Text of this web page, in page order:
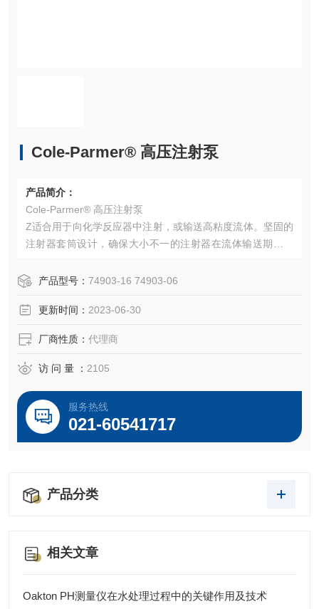
Cole-Parmer® 高压注射泵
产品简介：
Cole-Parmer® 高压注射泵
Z适合用于向化学反应器中注射，或输送高粘度流体。坚固的
注射器套筒设计，确保大小不一的注射器在流体输送期间保
议使用不锈钢注射器。
产品型号： 74903-16 74903-06
更新时间： 2023-06-30
厂商性质： 代理商
访 问 量 ： 2105
服务热线
021-60541717
产品分类
相关文章
Oakton PH测量仪在水处理过程中的关键作用及技术